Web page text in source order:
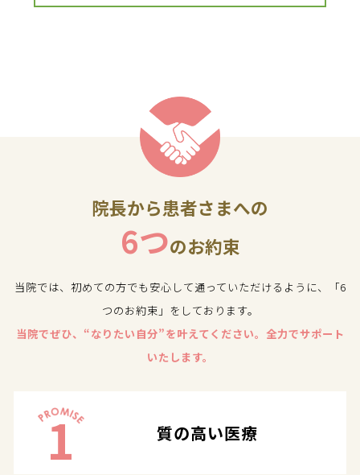
院長から患者さまへの
6つのお約束
当院では、初めての方でも安心して通っていただけるように、「6
つのお約束」をしております。
当院でぜひ、“なりたい自分”を叶えてください。全力でサポート
いたします。
1 質の高い医療